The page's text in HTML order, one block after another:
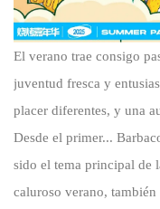
El verano trae consigo
juventud fresca y
placer diferentes, y una
Desde el primer...
sido el tema principal de
caluroso verano,